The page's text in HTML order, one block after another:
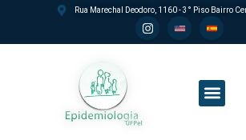
Rua Marechal Deodoro, 1160 - 3° Piso Bairro